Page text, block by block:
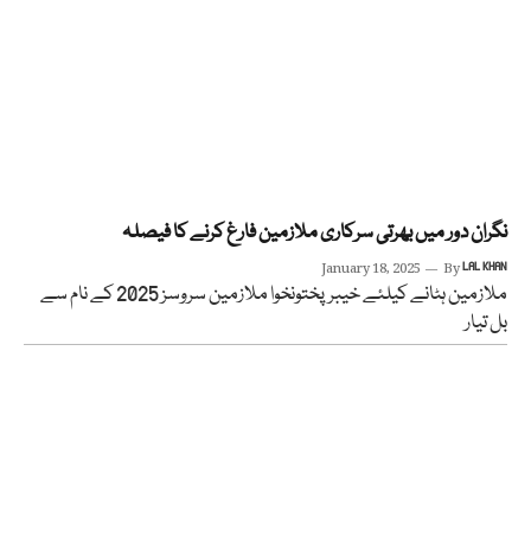
نگران دور میں بھرتی سرکاری ملازمین فارغ کرنے کا فیصلہ
January 18, 2025 ByLAL KHAN
ملازمین ہٹانے کیلئے خیبرپختونخوا ملازمین سروسز 2025 کے نام سے
بل تیار